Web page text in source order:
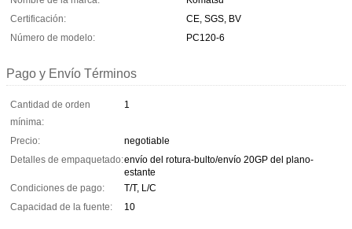
Certificación:
CE, SGS, BV
Número de modelo:
PC120-6
Pago y Envío Términos
Cantidad de orden
mínima:
1
Precio:
negotiable
Detalles de empaquetado:envío del rotura-bulto/envío 20GP del plano-
estante
Condiciones de pago:
T/T, L/C
Capacidad de la fuente:
10